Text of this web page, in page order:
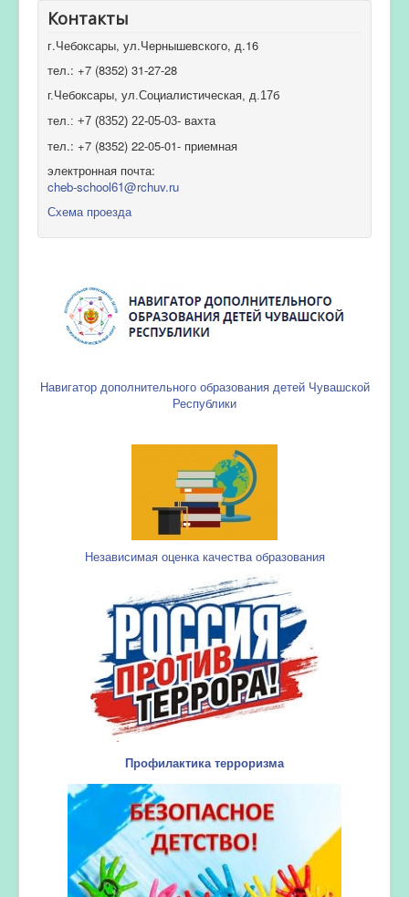
Контакты
г.Чебоксары, ул.Чернышевского, д.16
тел.: +7 (8352) 31-27-28
г.Чебоксары, ул.Социалистическая, д.17б
тел.: +7 (8352) 22-05-03- вахта
тел.: +7 (8352) 22-05-01- приемная
электронная почта:
cheb-school61@rchuv.ru
Схема проезда
Навигатор дополнительного образования детей Чувашской
Республики
Независимая оценка качества образования
Профилактика терроризма